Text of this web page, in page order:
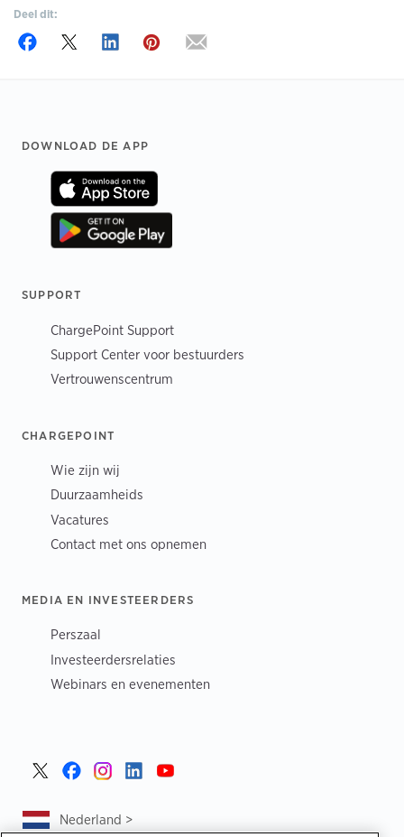
Deel dit:
Footer
DOWNLOAD DE APP
SUPPORT
ChargePoint Support
Support Center voor bestuurders
Vertrouwenscentrum
CHARGEPOINT
Wie zijn wij
Duurzaamheids
Vacatures
Contact met ons opnemen
MEDIA EN INVESTEERDERS
Perszaal
Investeerdersrelaties
Webinars en evenementen
Nederland >